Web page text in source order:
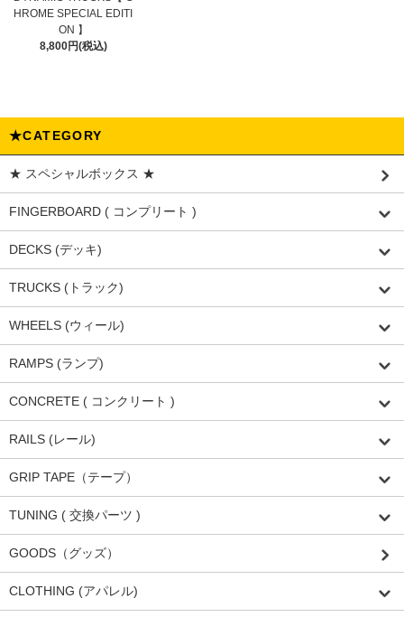
HROME SPECIAL EDITI
ON 】
8,800円(税込)
★CATEGORY
★ スペシャルボックス ★
FINGERBOARD ( コンプリート )
DECKS (デッキ)
TRUCKS (トラック)
WHEELS (ウィール)
RAMPS (ランプ)
CONCRETE ( コンクリート )
RAILS (レール)
GRIP TAPE（テープ）
TUNING ( 交換パーツ )
GOODS（グッズ）
CLOTHING (アパレル)